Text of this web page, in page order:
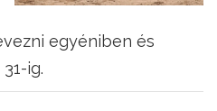
egyéniben és
ig.